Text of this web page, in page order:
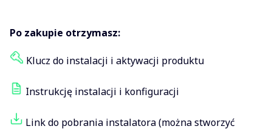
Po zakupie otrzymasz:
Klucz do instalacji i aktywacji produktu
Instrukcję instalacji i konfiguracji
Link do pobrania instalatora (można stworzyć